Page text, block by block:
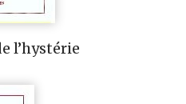
l’hystérie